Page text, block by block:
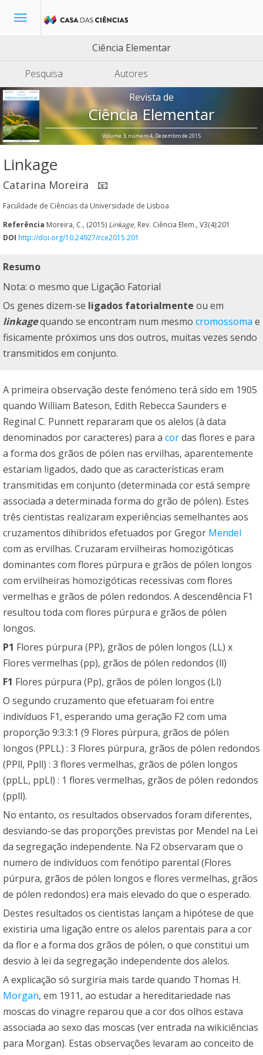
Toggle
Ciência Elementar
Pesquisa
Autores
Revista de
Ciência Elementar
Volume 3, número 4, Dezembro de 2015
Linkage
Catarina Moreira 📧
Faculdade de Ciências da Universidade de Lisboa
Referência Moreira, C., (2015) Linkage, Rev. Ciência Elem., V3(4):201
DOI http://doi.org/10.24927/rce2015.201
Resumo
Nota: o mesmo que Ligação Fatorial
Os genes dizem-se ligados fatorialmente ou em
linkagequando se encontram num mesmo cromossoma e
fisicamente próximos uns dos outros, muitas vezes sendo
transmitidos em conjunto.
A primeira observação deste fenómeno terá sido em 1905
quando William Bateson, Edith Rebecca Saunders e
Reginal C. Punnett repararam que os alelos (à data
denominados por caracteres) para a cordas flores e para
a forma dos grãos de pólen nas ervilhas, aparentemente
estariam ligados, dado que as características eram
transmitidas em conjunto (determinada cor está sempre
associada a determinada forma do grão de pólen). Estes
três cientistas realizaram experiências semelhantes aos
cruzamentos dihibridos efetuados por Gregor Mendel
com as ervilhas. Cruzaram ervilheiras homozigóticas
dominantes com flores púrpura e grãos de pólen longos
com ervilheiras homozigóticas recessivas com flores
vermelhas e grãos de pólen redondos. A descendência F1
resultou toda com flores púrpura e grãos de pólen
longos.
P1 Flores púrpura (PP), grãos de pólen longos (LL) x
Flores vermelhas (pp), grãos de pólen redondos (ll)
F1 Flores púrpura (Pp), grãos de pólen longos (Ll)
O segundo cruzamento que efetuaram foi entre
indivíduos F1, esperando uma geração F2 com uma
proporção 9:3:3:1 (9 Flores púrpura, grãos de pólen
longos (PPLL) : 3 Flores púrpura, grãos de pólen redondos
(PPll, Ppll) : 3 flores vermelhas, grãos de pólen longos
(ppLL, ppLl) : 1 flores vermelhas, grãos de pólen redondos
(ppll).
No entanto, os resultados observados foram diferentes,
desviando-se das proporções previstas por Mendel na Lei
da segregação independente. Na F2 observaram que o
numero de indivíduos com fenótipo parental (Flores
púrpura, grãos de pólen longos e flores vermelhas, grãos
de pólen redondos) era mais elevado do que o esperado.
Destes resultados os cientistas lançam a hipótese de que
existiria uma ligação entre os alelos parentais para a cor
da flor e a forma dos grãos de pólen, o que constitui um
desvio à lei da segregação independente dos alelos.
A explicação só surgiria mais tarde quando Thomas H.
Morgan, em 1911, ao estudar a hereditariedade nas
moscas do vinagre reparou que a cor dos olhos estava
associada ao sexo das moscas (ver entrada na wikiciências
para Morgan). Estas observações levaram ao conceito de